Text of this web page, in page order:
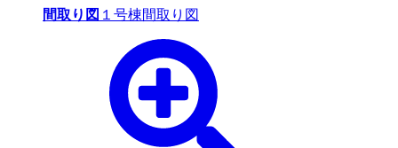
間取り図 １号棟間取り図